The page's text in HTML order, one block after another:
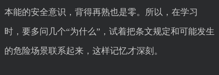
本能的安全意识，背得再熟也是零。所以，在学习
时，要多问几个“为什么”，试着把条文规定和可能发生
的危险场景联系起来，这样记忆才深刻。